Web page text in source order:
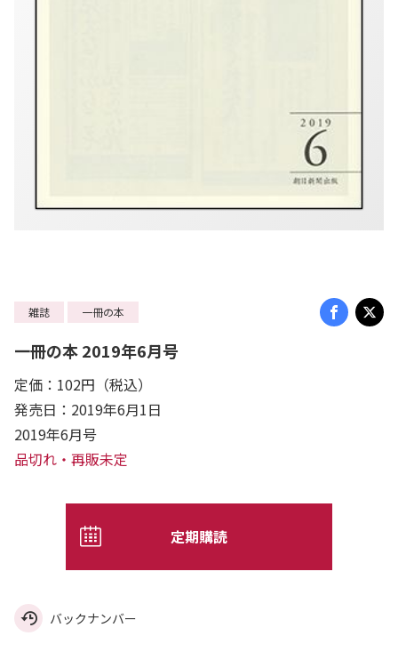
雑誌 一冊の本
一冊の本 2019年6月号
定価：102円（税込）
発売日：2019年6月1日
2019年6月号
品切れ・再販未定
定期購読
バックナンバー